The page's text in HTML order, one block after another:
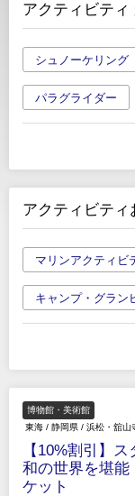
アクティビティ
シュノーケリング
パラグライダー
アクティビティ
マリンアクティビ
キャンプ・グラン
博物館・美術館
東海 / 静岡県 / 浜松・舘山
【10%割引】
和の世界を堪能
ケット